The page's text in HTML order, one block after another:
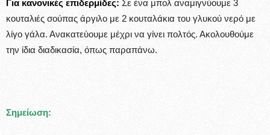
Για κανονικές επιδερμίδες: Σε ένα μπολ αναμιγνύουμε 3
κουταλιές σούπας άργιλο με 2 κουταλάκια του γλυκού νερό με
λίγο γάλα. Ανακατεύουμε μέχρι να γίνει πολτός. Ακολουθούμε
την ίδια διαδικασία, όπως παραπάνω.
Σημείωση: